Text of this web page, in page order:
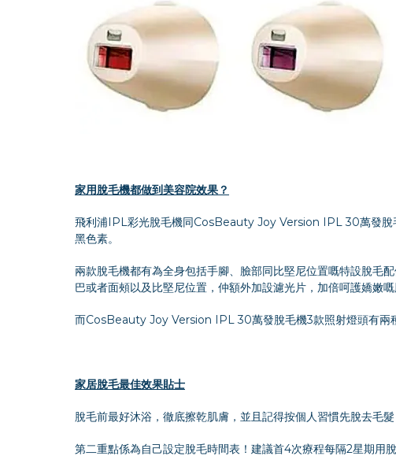
家用脫毛機都做到美容院效果？
飛利浦IPL彩光脫毛機同CosBeauty Joy Version IPL 30萬發脫
黑色素。
兩款脫毛機都有為全身包括手腳、臉部同比堅尼位置嘅特設脫毛
巴或者面頰以及比堅尼位置，仲額外加設濾光片，加倍呵護嬌嫩嘅
而CosBeauty Joy Version IPL 30萬發脫毛機3款照射燈頭有兩
家居脫毛最佳效果貼士
脫毛前最好沐浴，徹底擦乾肌膚，並且記得按個人習慣先脫去毛
第二重點係為自己設定脫毛時間表！建議首4次療程每隔2星期用